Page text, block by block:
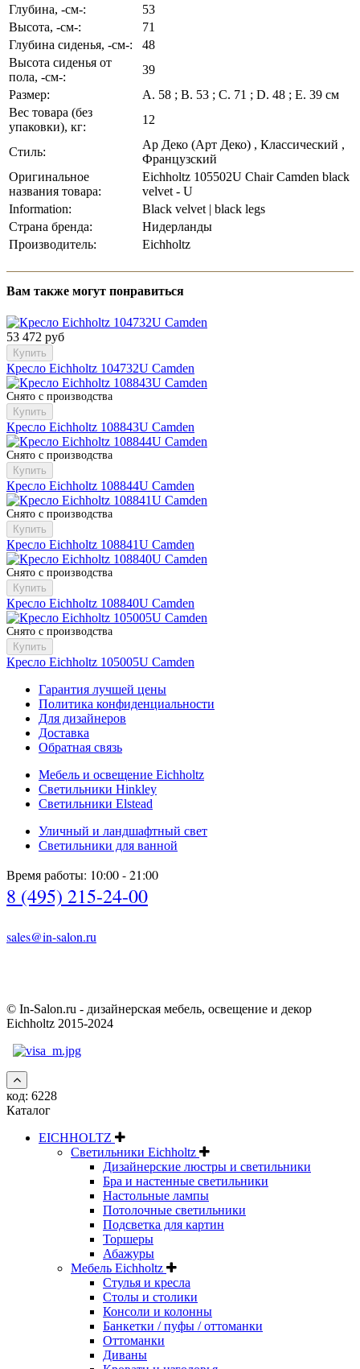
Глубина, -см-:
53
Высота, -см-:
71
Глубина сиденья, -см-:
48
Высота сиденья от
пола, -см-:
39
Размер:
A. 58 ; B. 53 ; C. 71 ; D. 48 ; E. 39 см
Вес товара (без
упаковки), кг:
12
Стиль:
Ар Деко (Арт Деко) , Классический ,
Французский
Оригинальное
названия товара:
Eichholtz 105502U Chair Camden black
velvet - U
Information:
Black velvet | black legs
Страна бренда:
Нидерланды
Производитель:
Eichholtz
Вам также могут понравиться
53 472 руб
Купить
Кресло Eichholtz 104732U Camden
Снято с производства
Купить
Кресло Eichholtz 108843U Camden
Снято с производства
Купить
Кресло Eichholtz 108844U Camden
Снято с производства
Купить
Кресло Eichholtz 108841U Camden
Снято с производства
Купить
Кресло Eichholtz 108840U Camden
Снято с производства
Купить
Кресло Eichholtz 105005U Camden
Гарантия лучшей цены
Политика конфиденциальности
Для дизайнеров
Доставка
Обратная связь
Мебель и освещение Eichholtz
Светильники Hinkley
Светильники Elstead
Уличный и ландшафтный свет
Светильники для ванной
Время работы: 10:00 - 21:00
8 (495) 215-24-00
sales@in-salon.ru
© In-Salon.ru - дизайнерская мебель, освещение и декор
Eichholtz 2015-2024
код: 6228
Каталог
EICHHOLTZ
Светильники Eichholtz
Дизайнерские люстры и светильники
Бра и настенные светильники
Настольные лампы
Потолочные светильники
Подсветка для картин
Торшеры
Абажуры
Мебель Eichholtz
Стулья и кресла
Столы и столики
Консоли и колонны
Банкетки / пуфы / оттоманки
Оттоманки
Диваны